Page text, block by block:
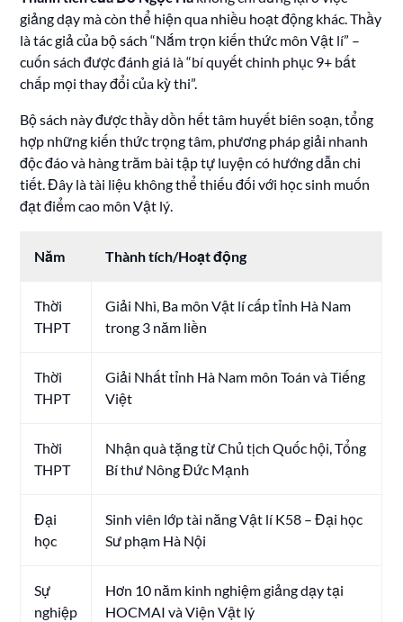
giảng dạy mà còn thể hiện qua nhiều hoạt động khác. Thầy
là tác giả của bộ sách “Nắm trọn kiến thức môn Vật lí” –
cuốn sách được đánh giá là “bí quyết chinh phục 9+ bất
chấp mọi thay đổi của kỳ thi”.
Bộ sách này được thầy dồn hết tâm huyết biên soạn, tổng
hợp những kiến thức trọng tâm, phương pháp giải nhanh
độc đáo và hàng trăm bài tập tự luyện có hướng dẫn chi
tiết. Đây là tài liệu không thể thiếu đối với học sinh muốn
đạt điểm cao môn Vật lý.
Năm Thành tích/Hoạt động
Thời
THPT
Giải Nhì, Ba môn Vật lí cấp tỉnh Hà Nam
trong 3 năm liền
Thời
THPT
Giải Nhất tỉnh Hà Nam môn Toán và Tiếng
Việt
Thời
THPT
Nhận quà tặng từ Chủ tịch Quốc hội, Tổng
Bí thư Nông Đức Mạnh
Đại
học
Sinh viên lớp tài năng Vật lí K58 – Đại học
Sư phạm Hà Nội
Sự
nghiệp
Hơn 10 năm kinh nghiệm giảng dạy tại
HOCMAI và Viện Vật lý